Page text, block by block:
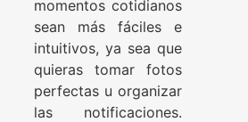
momentos cotidianos
sean más fáciles e
intuitivos, ya sea que
quieras tomar fotos
perfectas u organizar
las notificaciones.